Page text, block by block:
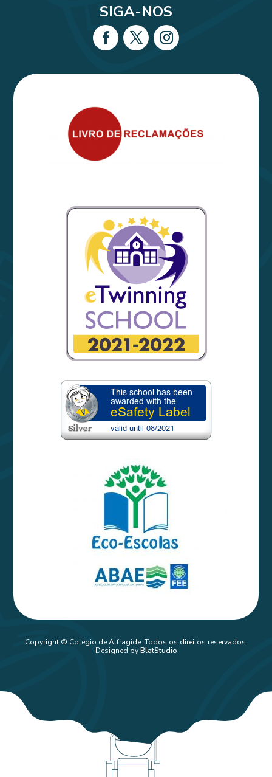
SIGA-NOS
Copyright © Colégio de Alfragide. Todos os direitos reservados.
Designed byBlatStudio